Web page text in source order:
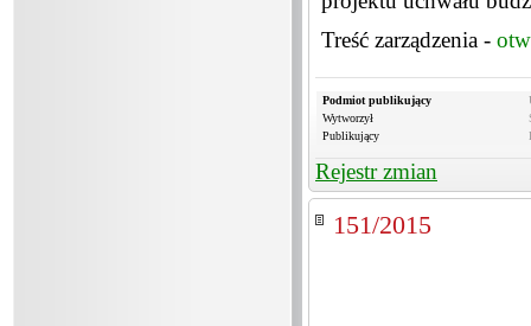
Treść zarządzenia -
Podmiot publikujący
Wytworzył
Publikujący
Rejestr zmian
151/2015